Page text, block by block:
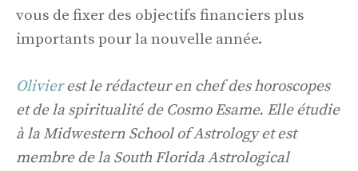
vous de fixer des objectifs financiers plus
importants pour la nouvelle année.
Olivierest le rédacteur en chef des horoscopes
et de la spiritualité de Cosmo Esame. Elle étudie
à la Midwestern School of Astrology et est
membre de la South Florida Astrological